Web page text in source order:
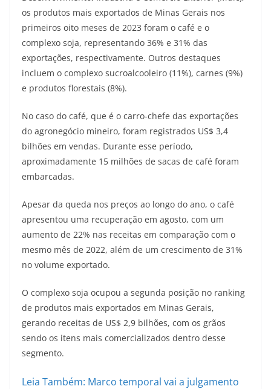
os produtos mais exportados de Minas Gerais nos
primeiros oito meses de 2023 foram o café e o
complexo soja, representando 36% e 31% das
exportações, respectivamente. Outros destaques
incluem o complexo sucroalcooleiro (11%), carnes (9%)
e produtos florestais (8%).
No caso do café, que é o carro-chefe das exportações
do agronegócio mineiro, foram registrados US$ 3,4
bilhões em vendas. Durante esse período,
aproximadamente 15 milhões de sacas de café foram
embarcadas.
Apesar da queda nos preços ao longo do ano, o café
apresentou uma recuperação em agosto, com um
aumento de 22% nas receitas em comparação com o
mesmo mês de 2022, além de um crescimento de 31%
no volume exportado.
O complexo soja ocupou a segunda posição no ranking
de produtos mais exportados em Minas Gerais,
gerando receitas de US$ 2,9 bilhões, com os grãos
sendo os itens mais comercializados dentro desse
segmento.
Leia Também: Marco temporal vai a julgamento